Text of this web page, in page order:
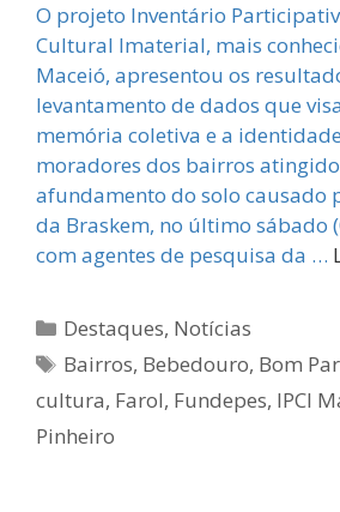
O projeto Inventário
Cultural Imaterial, mais
Maceió, apresentou os
levantamento de dados que
memória coletiva e a
moradores dos bairros
afundamento do solo causado
da Braskem, no último sábado
com agentes de pesquisa da …
Categorias
Destaques, Notícias
Tags
Bairros, Bebedouro, Bom
cultura, Farol, Fundepes, IPCI
Pinheiro